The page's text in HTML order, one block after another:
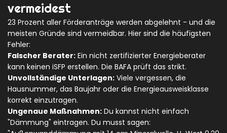
vermeidest
23 Prozent aller Förderanträge werden abgelehnt - und die
meisten Gründe sind vermeidbar. Hier sind die häufigsten
Fehler:
Falscher Berater: Ein nicht zertifizierter Energieberater
kann keinen iSFP erstellen. Die BAFA prüft das strikt.
Unvollständige Unterlagen: Viele vergessen, die
Hausnummer, das Baujahr oder die Energieausweisklasse
korrekt einzutragen.
Ungenaue Maßnahmen: Du kannst nicht einfach
"Dämmung" eintragen. Du musst sagen: